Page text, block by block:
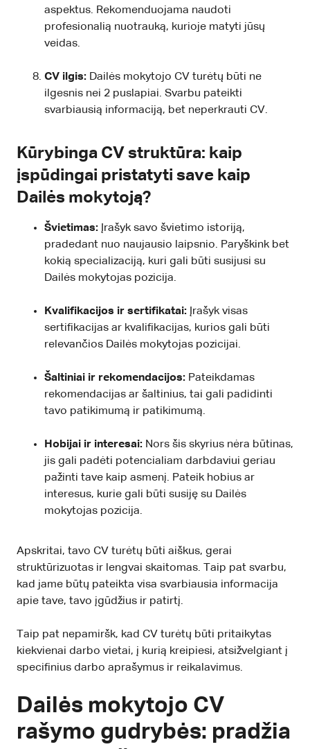
aspektus. Rekomenduojama naudoti
profesionalią nuotrauką, kurioje matyti jūsų
veidas.
CV ilgis: Dailės mokytojo CV turėtų būti ne
ilgesnis nei 2 puslapiai. Svarbu pateikti
svarbiausią informaciją, bet neperkrauti CV.
Kūrybinga CV struktūra: kaip
įspūdingai pristatyti save kaip
Dailės mokytoją?
Švietimas: Įrašyk savo švietimo istoriją,
pradedant nuo naujausio laipsnio. Paryškink bet
kokią specializaciją, kuri gali būti susijusi su
Dailės mokytojas pozicija.
Kvalifikacijos ir sertifikatai: Įrašyk visas
sertifikacijas ar kvalifikacijas, kurios gali būti
relevančios Dailės mokytojas pozicijai.
Šaltiniai ir rekomendacijos: Pateikdamas
rekomendacijas ar šaltinius, tai gali padidinti
tavo patikimumą ir patikimumą.
Hobijai ir interesai: Nors šis skyrius nėra būtinas,
jis gali padėti potencialiam darbdaviui geriau
pažinti tave kaip asmenį. Pateik hobius ar
interesus, kurie gali būti susiję su Dailės
mokytojas pozicija.
Apskritai, tavo CV turėtų būti aiškus, gerai
struktūrizuotas ir lengvai skaitomas. Taip pat svarbu,
kad jame būtų pateikta visa svarbiausia informacija
apie tave, tavo įgūdžius ir patirtį.
Taip pat nepamiršk, kad CV turėtų būti pritaikytas
kiekvienai darbo vietai, į kurią kreipiesi, atsižvelgiant į
specifinius darbo aprašymus ir reikalavimus.
Dailės mokytojo CV
rašymo gudrybės: pradžia